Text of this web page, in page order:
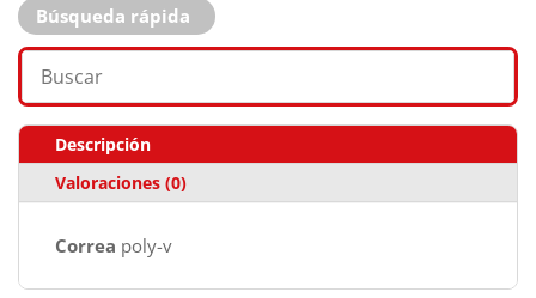
Búsqueda rápida
Descripción
Valoraciones (0)
Correa poly-v